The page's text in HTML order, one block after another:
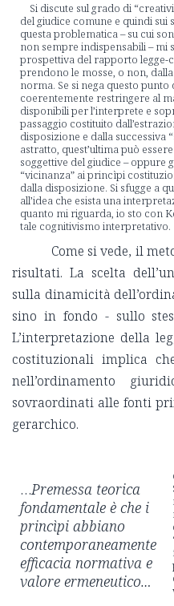
Si discute sul grado di
del giudice comune e quindi
questa problematica – su cui
non sempre indispensabili – mi
prospettiva del rapporto legge-
prendono le mosse, o non,
norma. Se si nega questo
coerentemente restringere al
disponibili per l’interprete e
passaggio costituito
disposizione e dalla successiva
astratto, quest’ultima può
soggettive del giudice – oppure
“vicinanza” ai princìpi
dalla disposizione. Si sfugge a
all’idea che esista una
quanto mi riguarda, io sto con
tale cognitivismo interpretativo.
Come si vede, il
risultati. La scelta
sulla dinamicità
sino in fondo - sullo
L’interpretazione della
costituzionali implica
nell’ordinamento
sovraordinati alle fonti
gerarchico.
…Premessa teorica
fondamentale è che i
princìpi abbiano
contemporaneamente
efficacia normativa e
valore ermeneutico…